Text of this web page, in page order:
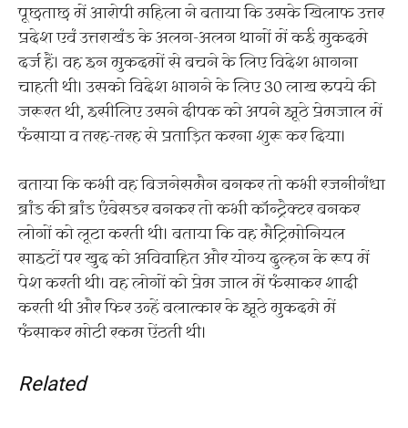
पूछताछ में आरोपी महिला ने बताया कि उसके खिलाफ उत्तर
प्रदेश एवं उत्तराखंड के अलग-अलग थानों में कई मुकदमे
दर्ज हैं। वह इन मुकदमों से बचने के लिए विदेश भागना
चाहती थी। उसको विदेश भागने के लिए 30 लाख रुपये की
जरूरत थी, इसीलिए उसने दीपक को अपने झूठे प्रेमजाल में
फंसाया व तरह-तरह से प्रताड़ित करना शुरू कर दिया।
बताया कि कभी वह बिजनेसमैन बनकर तो कभी रजनीगंधा
ब्रांड की ब्रांड एंबेसडर बनकर तो कभी कॉन्ट्रैक्टर बनकर
लोगों को लूटा करती थी। बताया कि वह मैट्रिमोनियल
साइटों पर खुद को अविवाहित और योग्य दुल्हन के रूप में
पेश करती थी। वह लोगों को प्रेम जाल में फंसाकर शादी
करती थी और फिर उन्हें बलात्कार के झूठे मुकदमे में
फंसाकर मोटी रकम ऐंठती थी।
Related